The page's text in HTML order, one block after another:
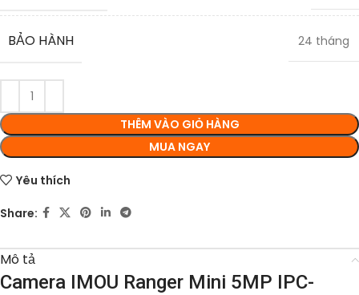
BẢO HÀNH 24 tháng
THÊM VÀO GIỎ HÀNG
MUA NGAY
Yêu thích
Share:
Mô tả
Camera IMOU Ranger Mini 5MP IPC-